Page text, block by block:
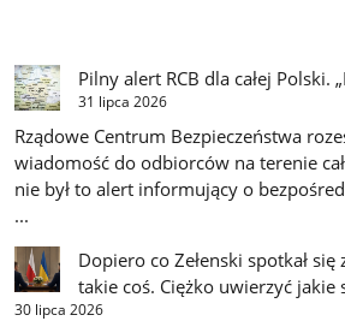
Pilny alert RCB dla całej Polski.
31 lipca 2026
Rządowe Centrum Bezpieczeństwa
wiadomość do odbiorców na terenie
nie był to alert informujący o
...
Dopiero co Zełenski spotkał
takie coś. Ciężko uwierzyć jakie
30 lipca 2026